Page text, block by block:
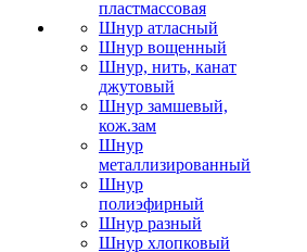
пластмассовая
Шнур атласный
Шнур вощенный
Шнур, нить, канат
джутовый
Шнур замшевый,
кож.зам
Шнур
металлизированный
Шнур
полиэфирный
Шнур разный
Шнур хлопковый